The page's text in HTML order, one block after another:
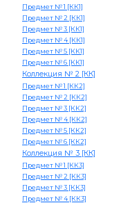
Предмет № 1 [КК1]
Предмет № 2 [КК1]
Предмет № 3 [КК1]
Предмет № 4 [КК1]
Предмет № 5 [КК1]
Предмет № 6 [КК1]
Коллекция № 2 [КК]
Предмет № 1 [КК2]
Предмет № 2 [КК2]
Предмет № 3 [КК2]
Предмет № 4 [КК2]
Предмет № 5 [КК2]
Предмет № 6 [КК2]
Коллекция № 3 [КК]
Предмет № 1 [КК3]
Предмет № 2 [КК3]
Предмет № 3 [КК3]
Предмет № 4 [КК3]